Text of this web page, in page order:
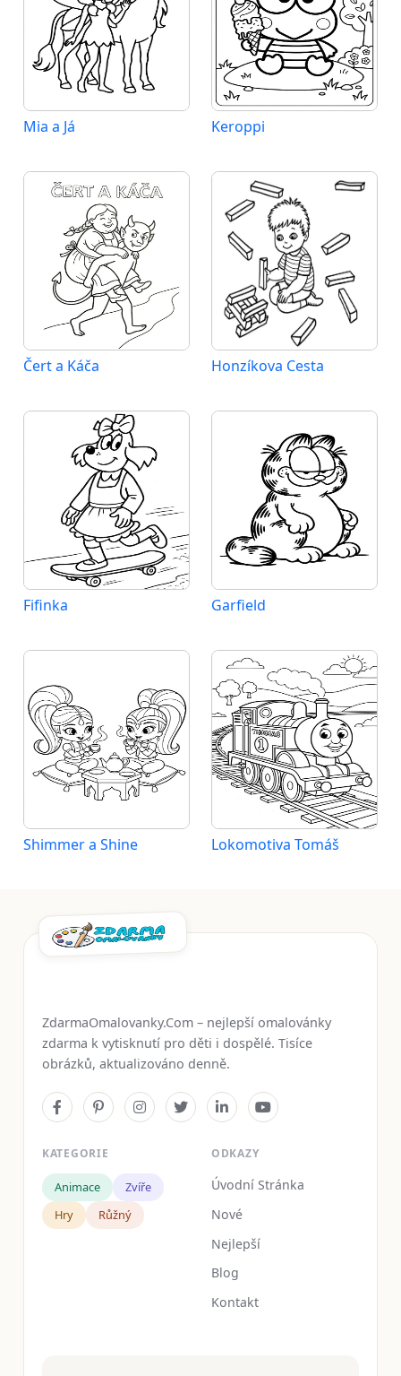
Mia a Já Keroppi
Čert a Káča Honzíkova Cesta
Fifinka Garfield
Shimmer a Shine Lokomotiva Tomáš
ZdarmaOmalovanky.Com – nejlepší omalovánky
zdarma k vytisknutí pro děti i dospělé. Tisíce
obrázků, aktualizováno denně.
KATEGORIE
Animace
Zvíře
Hry
Růžný
ODKAZY
Úvodní Stránka
Nové
Nejlepší
Blog
Kontakt